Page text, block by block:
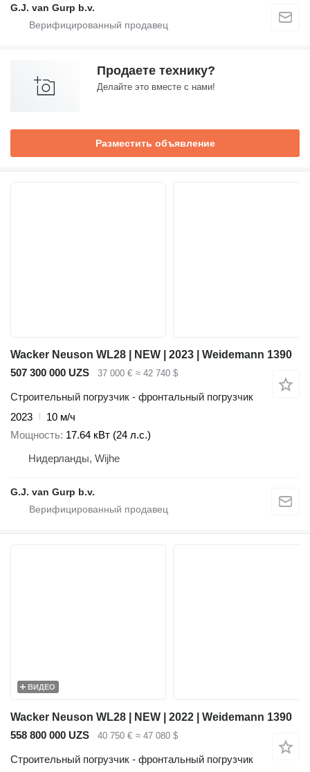
G.J. van Gurp b.v.
Продаете технику?
Делайте это вместе с нами!
Разместить объявление
Wacker Neuson WL28 | NEW | 2023 | Weidemann 1390
507 300 000 UZS
37 000 € ≈ 42 740 $
Строительный погрузчик - фронтальный погрузчик
2023
10 м/ч
Мощность 17.64 кВт (24 л.с.)
Нидерланды, Wijhe
G.J. van Gurp b.v.
ВИДЕО
Wacker Neuson WL28 | NEW | 2022 | Weidemann 1390
558 800 000 UZS
40 750 € ≈ 47 080 $
Строительный погрузчик - фронтальный погрузчик